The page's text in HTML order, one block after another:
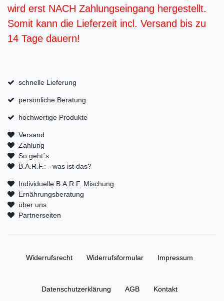
wird erst NACH Zahlungseingang hergestellt.
Somit kann die Lieferzeit incl. Versand bis zu
14 Tage dauern!
schnelle Lieferung
persönliche Beratung
hochwertige Produkte
Versand
Zahlung
So geht´s
B.A.R.F.: - was ist das?
Individuelle B.A.R.F. Mischung
Ernährungsberatung
über uns
Partnerseiten
Widerrufs­recht Widerrufs­formular Impressum
Daten­schutz­erklärung AGB Kontakt